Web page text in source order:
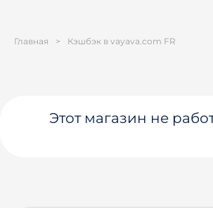
Главная > Кэшбэк в vayava.com FR
Этот магазин не